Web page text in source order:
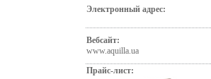
Электронный адрес:
Вебсайт:
www.aquilla.ua
Прайс-лист: